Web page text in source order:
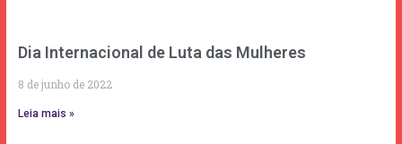
Dia Internacional de Luta das Mulheres
8 de junho de 2022
Leia mais »